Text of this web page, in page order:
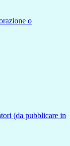
o
(da pubblicare in